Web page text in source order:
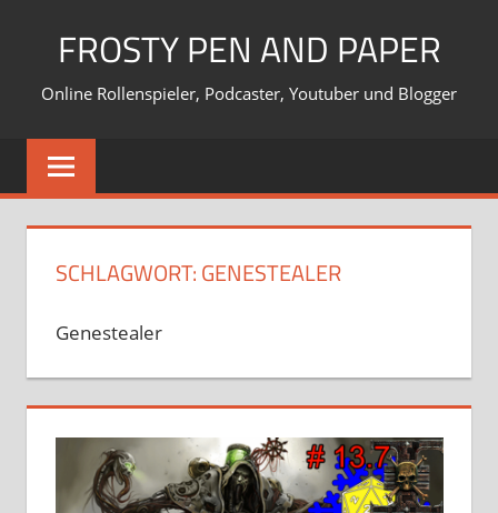
FROSTY PEN AND PAPER
Online Rollenspieler, Podcaster, Youtuber und Blogger
SCHLAGWORT:GENESTEALER
Genestealer